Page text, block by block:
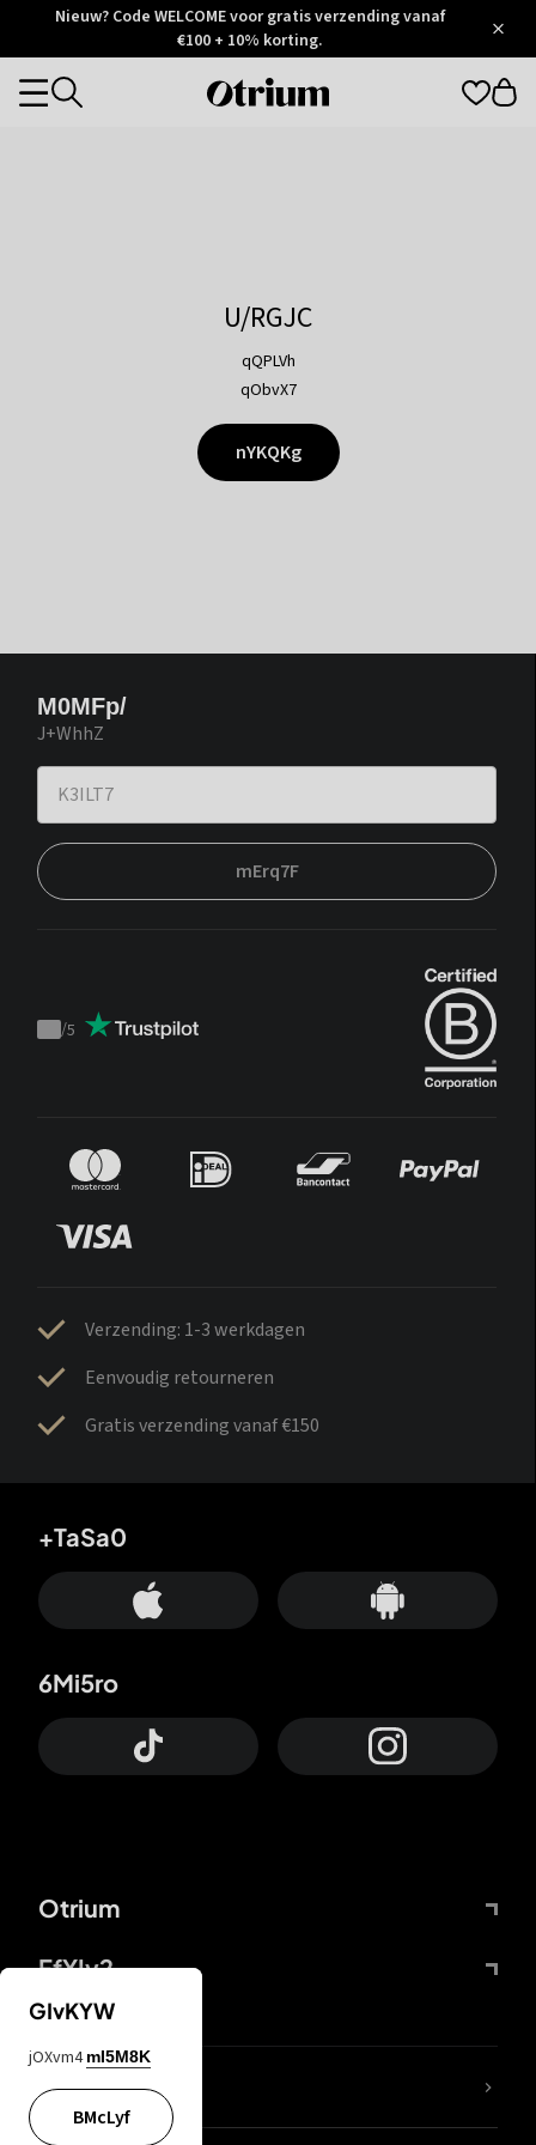
Otrium
Trustpilot
Nieuw? Code WELCOME voor gratis verzending vanaf
€100 + 10% korting.
Otrium
Categories
U/RGJC
qQPLVh
qObvX7
nYKQKg
M0MFp/
J+WhhZ
mErq7F
Trustpilot
/5
Verzending: 1-3 werkdagen
Eenvoudig retourneren
Gratis verzending vanaf €150
Otrium
FfYIy2
+TaSa0
6Mi5ro
KIjvtr
GIvKYW
jOXvm4 mI5M8K
BMcLyf